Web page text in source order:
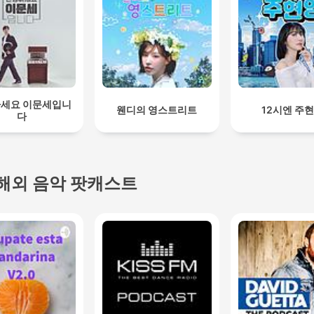
요 이문세입니
다
웬디의 영스트리트 12시엔 주
외 음악 팟캐스트